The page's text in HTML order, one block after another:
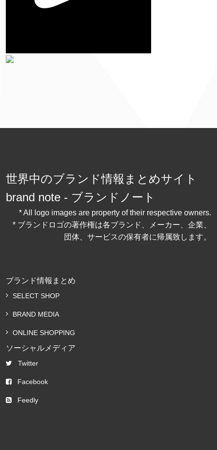
世界中のブランド情報まとめサイト
brand note - ブランドノート
* All logo images are property of their respective owners.
* ブランドロゴの著作権は各ブランド、メーカー、企業、
団体、サービスの保有者に帰属致します。
ブランド情報まとめ
SELECT SHOP
BRAND MEDIA
ONLINE SHOPPING
ソーシャルメディア
Twitter
Facebook
Feedly